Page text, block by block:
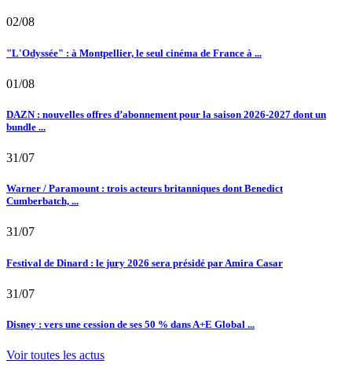
02/08
"L'Odyssée" : à Montpellier, le seul cinéma de France à ...
01/08
DAZN : nouvelles offres d’abonnement pour la saison 2026-2027 dont un
bundle ...
31/07
Warner / Paramount : trois acteurs britanniques dont Benedict
Cumberbatch, ...
31/07
Festival de Dinard : le jury 2026 sera présidé par Amira Casar
31/07
Disney : vers une cession de ses 50 % dans A+E Global ...
Voir toutes les actus